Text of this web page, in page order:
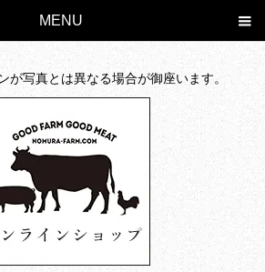
MENU
ら美味しい国産牛がおすすめ。グルメな方に人気
が写真とは異なる場合が御座います。